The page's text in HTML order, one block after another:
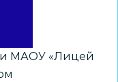
МАОУ «Лицей